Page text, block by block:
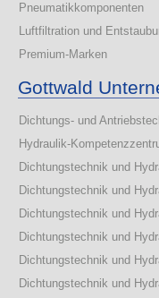
Pneumatikkomponenten
Luftfiltration und
Premium-Marken
Gottwald
Dichtungs- und
Hydraulik-
Dichtungstechnik und
Dichtungstechnik und
Dichtungstechnik und
Dichtungstechnik und
Dichtungstechnik und
Dichtungstechnik und